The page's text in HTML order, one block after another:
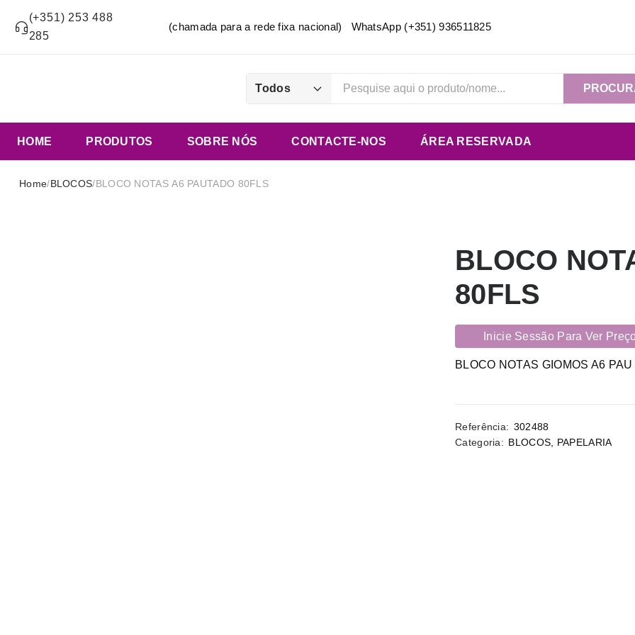
(+351) 253 488
285
(chamada para a rede fixa nacional) WhatsApp (+351) 936511825
Todos
HOME PRODUTOS SOBRE NÓS CONTACTE-NOS ÁREA RESERVADA
Home/BLOCOS/BLOCO NOTAS A6 PAUTADO 80FLS
BLOCO
80FLS
Inicie Sessão Para Ver
BLOCO NOTAS GIOMOS A6 PAU
Referência: 302488
Categoria: BLOCOS PAPELARIA